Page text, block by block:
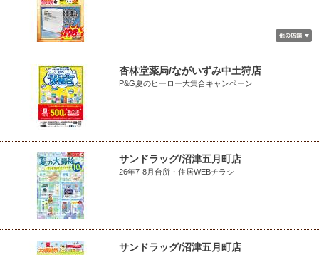
杏林堂薬局/ながいずみ中土狩店
P&G夏のヒーロー大集合キャンペーン
サンドラッグ/沼津五月町店
26年7-8月台所・住居WEBチラシ
サンドラッグ/沼津五月町店